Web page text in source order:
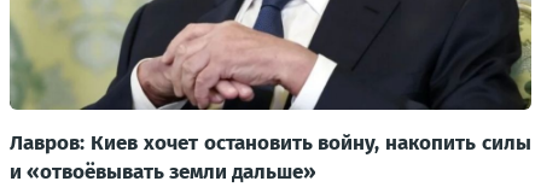
Лавров: Киев хочет остановить войну, накопить силы
и «отвоёвывать земли дальше»